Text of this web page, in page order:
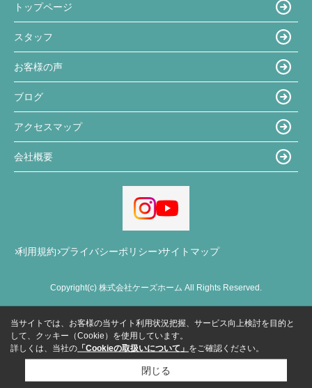
トップページ
スタッフ
お客様の声
ブログ
アクセスマップ
会社概要
利用規約 プライバシーポリシー サイトマップ
Copyright(c) 株式会社ケーズホーム All Rights Reserved.
当サイトでは、お客様の当サイト利用状況把握、サービス向上検討を目的と
して、クッキー（Cookie）を使用しています。
詳しくは、当社の 「Cookieの取扱いについて」 をご確認ください。
閉じる